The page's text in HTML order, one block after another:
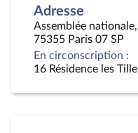
Adresse
Assemblée
75355 Paris 07 SP
En circonscription :
16 Résidence les